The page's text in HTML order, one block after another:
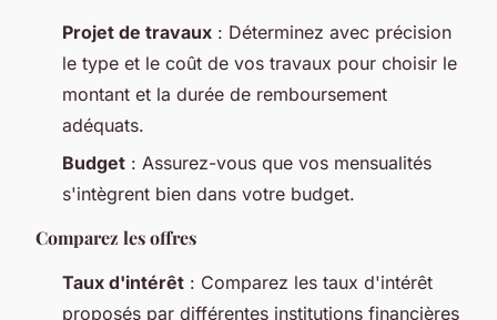
Projet de travaux : Déterminez avec précision
le type et le coût de vos travaux pour choisir le
montant et la durée de remboursement
adéquats.
Budget : Assurez-vous que vos mensualités
s'intègrent bien dans votre budget.
Comparez les offres
Taux d'intérêt : Comparez les taux d'intérêt
proposés par différentes institutions financières